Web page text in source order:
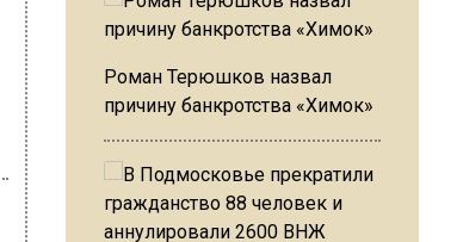
Роман Терюшков назвал
причину банкротства «Химок»